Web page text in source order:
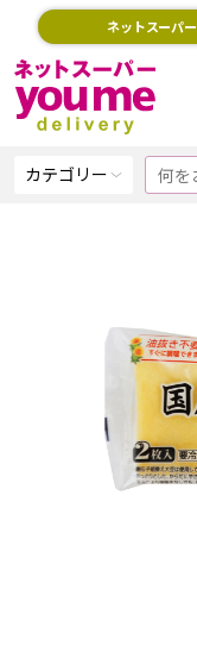
ネットスーパー
カテゴリー